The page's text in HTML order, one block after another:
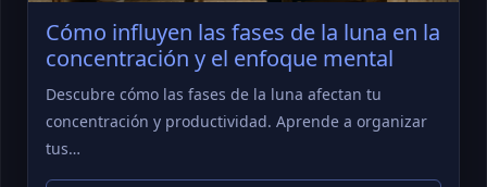
Cómo influyen las fases de la luna en la
concentración y el enfoque mental
Descubre cómo las fases de la luna afectan tu
concentración y productividad. Aprende a organizar
tus…